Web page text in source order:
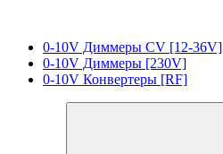
0-10V Диммеры CV [12-36V]
0-10V Диммеры [230V]
0-10V Конвертеры [RF]